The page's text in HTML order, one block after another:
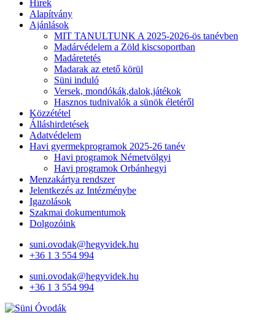
Hírek
Alapítvány
Ajánlások
MIT TANULTUNK A 2025-2026-ös tanévben
Madárvédelem a Zöld kiscsoportban
Madáretetés
Madarak az etető körül
Süni induló
Versek, mondókák,dalok,játékok
Hasznos tudnivalók a sünök életéről
Közzététel
Álláshirdetések
Adatvédelem
Havi gyermekprogramok 2025-26 tanév
Havi programok Németvölgyi
Havi programok Orbánhegyi
Menzakártya rendszer
Jelentkezés az Intézménybe
Igazolások
Szakmai dokumentumok
Dolgozóink
suni.ovodak@hegyvidek.hu
+36 1 3 554 994
suni.ovodak@hegyvidek.hu
+36 1 3 554 994